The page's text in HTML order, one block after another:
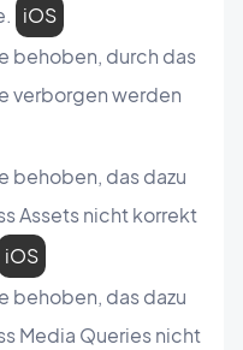
iOS
behoben, durch das
verborgen werden
behoben, das dazu
Assets nicht korrekt
iOS
behoben, das dazu
Media Queries nicht